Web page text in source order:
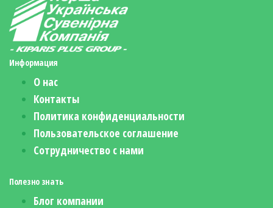
Информация
О нас
Контакты
Политика конфиденциальности
Пользовательское соглашение
Сотрудничество с нами
Полезно знать
Блог компании